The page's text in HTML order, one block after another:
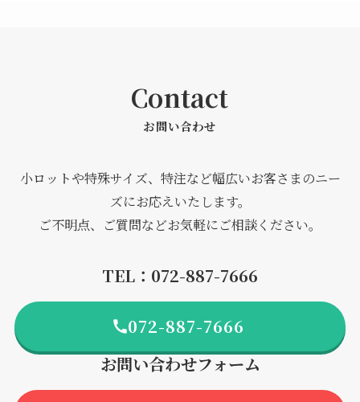
Contact
お問い合わせ
小ロットや特殊サイズ、特注など幅広いお客さまのニー
ズにお応えいたします。
ご不明点、ご質問などお気軽にご相談ください。
TEL：072-887-7666
072-887-7666
お問い合わせフォーム